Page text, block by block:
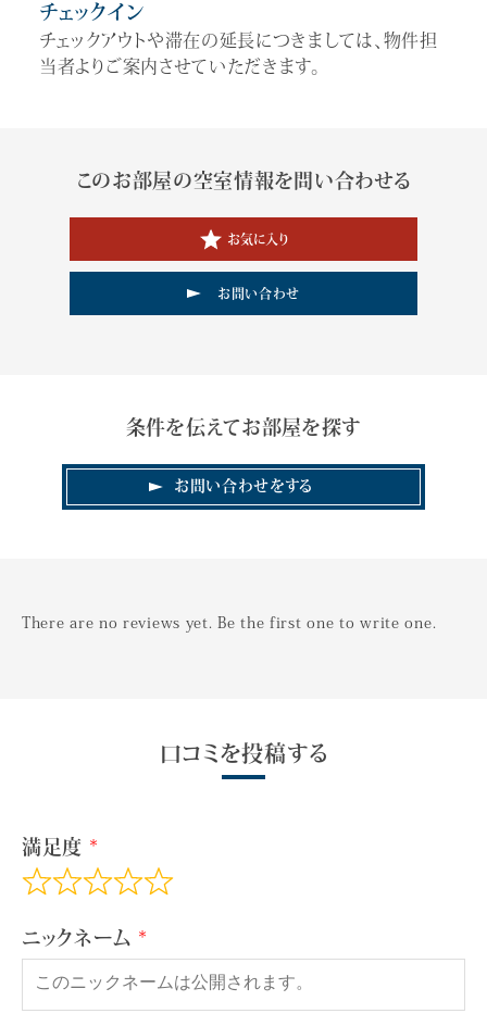
チェックイン
チェックアウトや滞在の延長につきましては、物件担
当者よりご案内させていただきます。
このお部屋の空室情報を問い合わせる
お気に入り
お問い合わせ
条件を伝えてお部屋を探す
お問い合わせをする
There are no reviews yet. Be the first one to write one.
口コミを投稿する
満足度
ニックネーム